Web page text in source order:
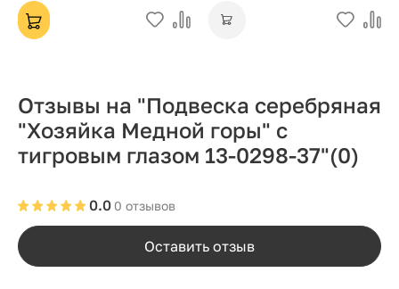
Отзывы на "Подвеска серебряная
"Хозяйка Медной горы" с
тигровым глазом 13-0298-37"(0)
0 отзывов
0.0
Оставить отзыв